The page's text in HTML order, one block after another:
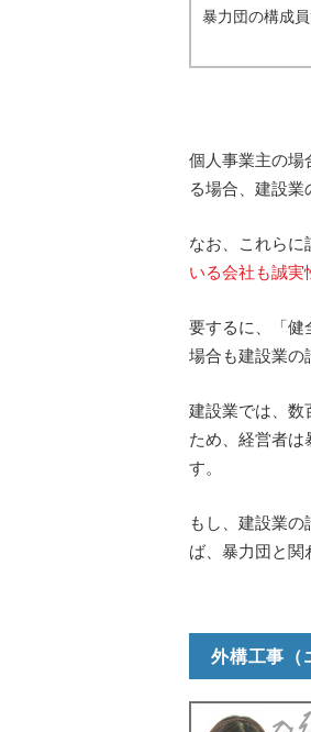
暴力団の構成
個人事業主の場
る場合、建設業
なお、これらに
いる会社も誠実
要するに、「健
場合も建設業の
建設業では、数
ため、経営者は
す。
もし、建設業
ば、暴力団と関
外構工事（